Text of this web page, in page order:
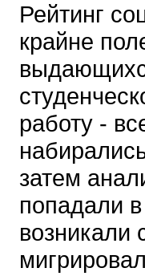
Рейтинг
крайне
работу -
затем
попадали
возникали